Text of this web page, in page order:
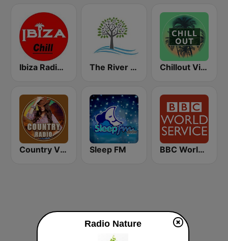
Ibiza Radios - Chill The River of Calm Chillout Vibes
Country Vibes Sleep FM BBC World Service
Radio Nature